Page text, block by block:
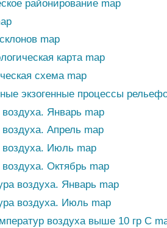
районирование map
map
карта map
схема map
экзогенные процессы
Январь map
Апрель map
Июль map
Октябрь map
воздуха. Январь map
воздуха. Июль map
воздуха выше 10 гр С